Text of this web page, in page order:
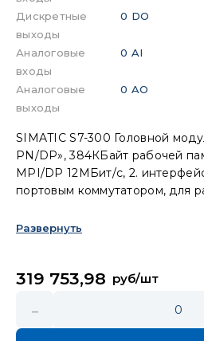
Дискретные
выходы
0 DO
Аналоговые
входы
0 AI
Аналоговые
выходы
0 AO
SIMATIC S7-300 Головной модуль ПЛК
PN/DP», 384КБайт рабочей
MPI/DP 12МБит/с, 2.
портовым коммутатором, для
Развернуть
319 753,98 руб/шт
- 0